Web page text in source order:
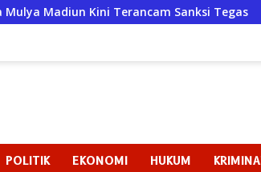
Sanksi Tegas Badan
POLITIK EKONOMI HUKUM